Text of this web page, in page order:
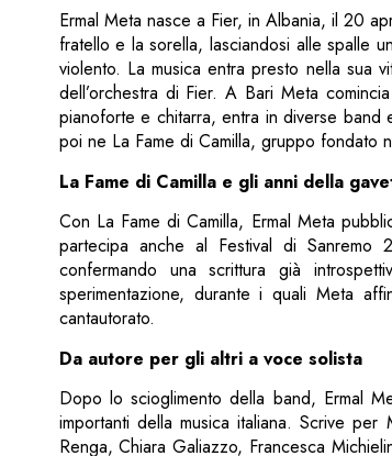
Ermal Meta nasce a Fier, in Albania, il 20
fratello e la sorella, lasciandosi alle spalle
violento. La musica entra presto nella sua
dell’orchestra di Fier. A Bari Meta
pianoforte e chitarra, entra in diverse
poi ne La Fame di Camilla, gruppo
La Fame di Camilla e gli anni della
Con La Fame di Camilla, Ermal Meta
partecipa anche al Festival di
confermando una scrittura già
sperimentazione, durante i quali Meta
cantautorato.
Da autore per gli altri a voce solista
Dopo lo scioglimento della band, Ermal
importanti della musica italiana. Scrive
Renga, Chiara Galiazzo, Francesca